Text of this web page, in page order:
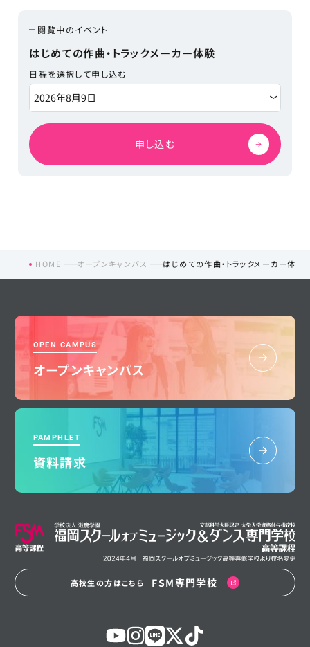
閲覧中のイベント
はじめての作曲・トラックメーカー体験
日程を選択して申し込む
申し込む
HOME オープンキャンパス はじめての作曲・トラックメーカー体験
OPEN CAMPUS
オープンキャンパス
PAMPHLET
資料請求
高校生の方はこちら FSM専門学校